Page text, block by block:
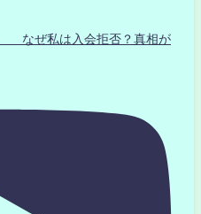
なぜ私は入会拒否？真相が